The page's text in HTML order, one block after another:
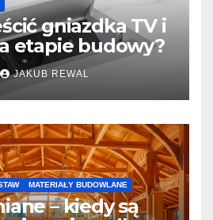
gniazdka TV i
etapie budowy?
JAKUB REWAL
MATERIAŁY BUDOWLANE
– kiedy są